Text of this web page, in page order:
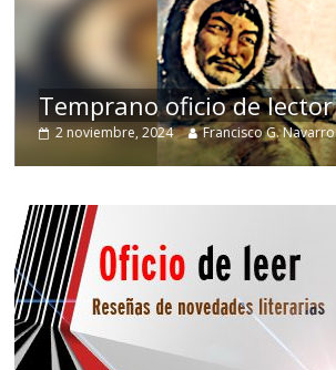
Temprano oficio de lector
2 noviembre, 2024 Francisco G. Navarro